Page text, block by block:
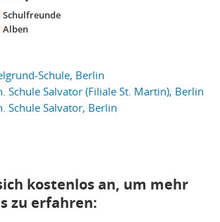
Schule, Berlin
Schule Salvator (Filiale St. Martin), Berlin
Schule Salvator, Berlin
Schulfreunde
Alben
kostenlos an, um mehr
zu erfahren: